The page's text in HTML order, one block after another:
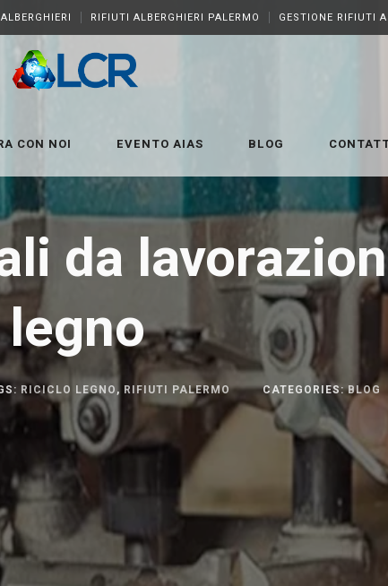
RIFIUTI ALBERGHIERI PALERMO GESTIONE RIFIUTI
CON NOI EVENTO AIAS BLOG
da
legno
RICICLO LEGNO, RIFIUTI PALERMO CATEGORIES:BLOG